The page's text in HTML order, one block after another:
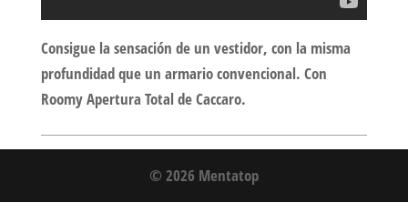
Consigue la sensación de un vestidor, con la misma
profundidad que un armario convencional. Con
Roomy Apertura Total de Caccaro.
© 2026 Mentatop